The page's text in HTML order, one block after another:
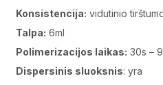
Konsistencija: vidutinio
Talpa: 6ml
Polimerizacijos laikas: 30s –
Dispersinis sluoksnis: yra